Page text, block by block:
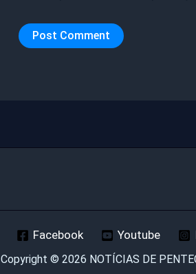
Facebook Youtube
Copyright © 2026 NOTÍCIAS DE